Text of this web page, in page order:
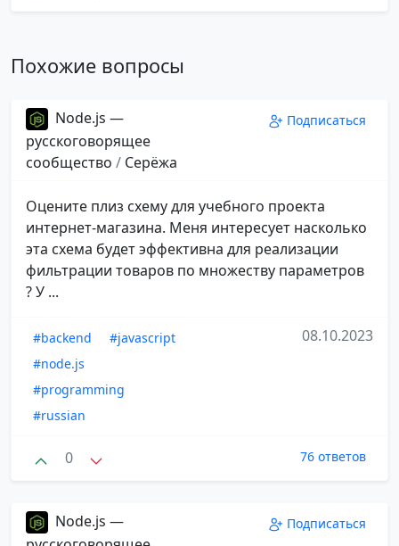
Похожие вопросы
Node.js —
русскоговорящее
сообщество / Серёжа
Подписаться
Оцените плиз схему для учебного проекта
интернет-магазина. Меня интересует насколько
эта схема будет эффективна для реализации
фильтрации товаров по множеству параметров
? У ...
#backend
#javascript
#node.js
#programming
#russian
08.10.2023
0 76 ответов
Node.js —
Подписаться